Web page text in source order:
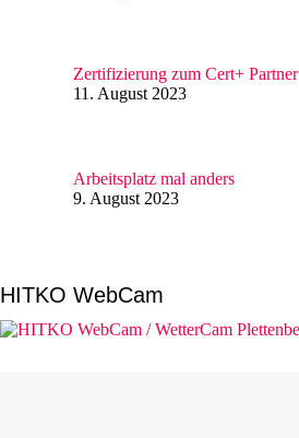
Zertifizierung zum Cert+ Partner
11. August 2023
Arbeitsplatz mal anders
9. August 2023
HITKO WebCam